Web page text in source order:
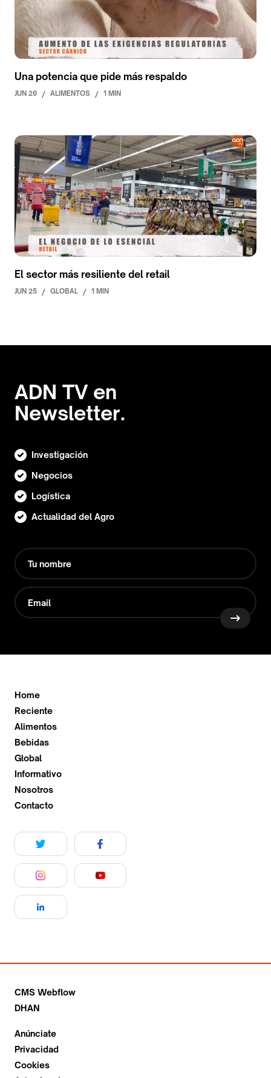
Una potencia que pide más respaldo
JUN 26 / ALIMENTOS / 1 MIN
El sector más resiliente del retail
JUN 25 / GLOBAL / 1 MIN
ADN TV en
Newsletter.
Investigación
Negocios
Logística
Actualidad del Agro
Home
Reciente
Alimentos
Bebidas
Global
Informativo
Nosotros
Contacto
CMS Webflow
DHAN
Anúnciate
Privacidad
Cookies